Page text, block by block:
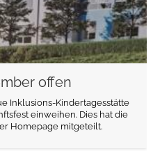
offen
Inklusions-Kindertagesstätte
einweihen. Dies hat die
Homepage mitgeteilt.